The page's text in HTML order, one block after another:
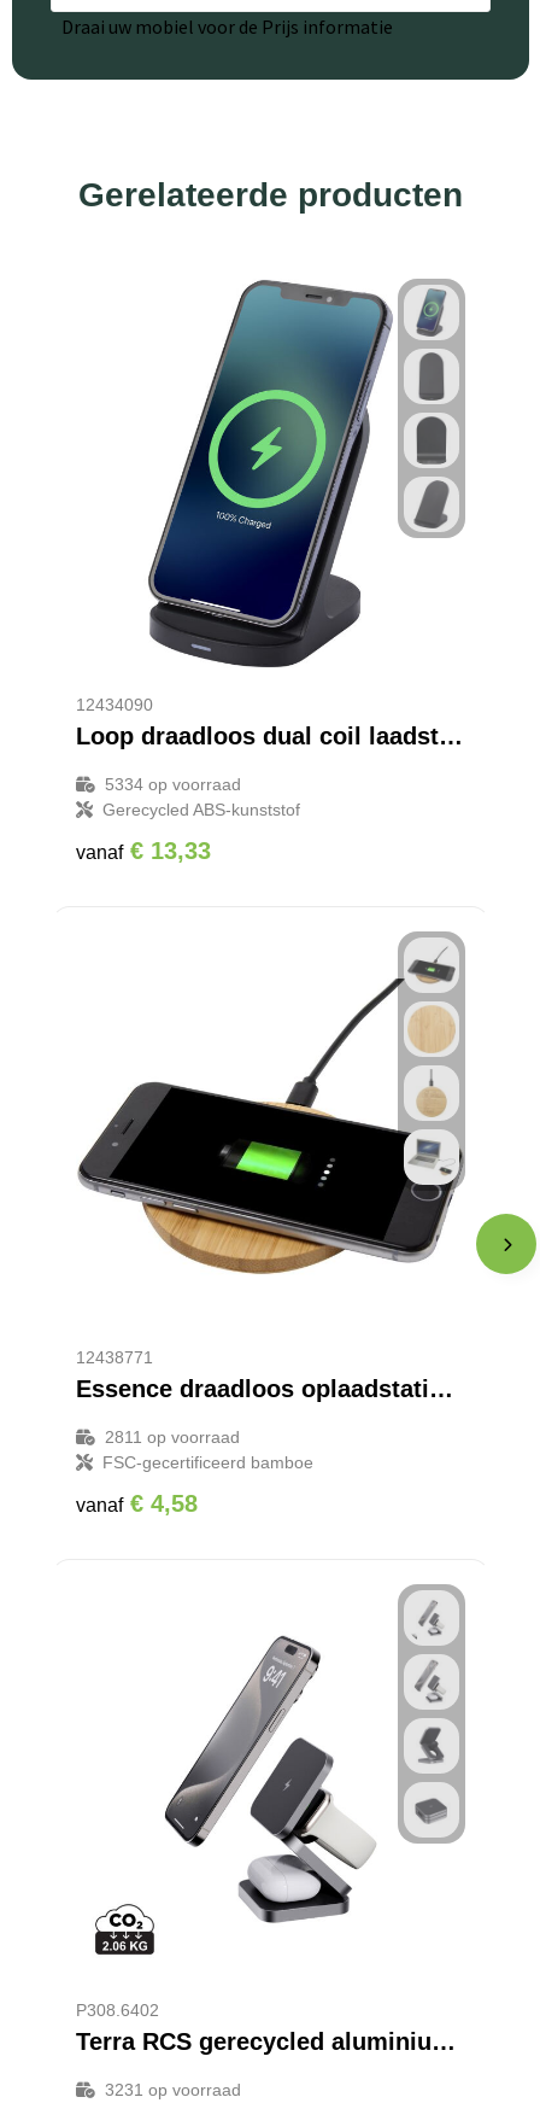
Draai uw mobiel voor de Prijs informatie
Gerelateerde producten
12434090
Loop draadloos dual coil laadstation van 15 W van RCS gerecycled plastic
5334op voorraad
Gerecycled ABS-kunststof
vanaf € 13,33
12438771
Essence draadloos oplaadstation van 15 W van bamboe
2811 op voorraad
FSC-gecertificeerd bamboe
vanaf € 4,58
P308.6402
Terra RCS gerecycled aluminium opvouwbare 3-in-1 15W oplader
3231 op voorraad